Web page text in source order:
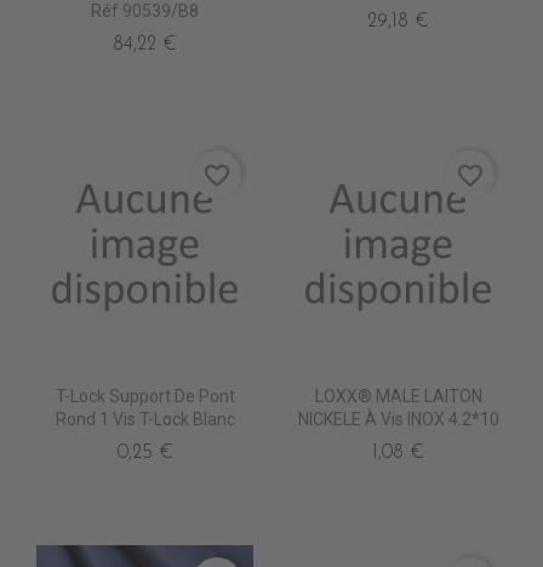
Réf 90539/B8
84,22 €
29,18 €
T-Lock Support De Pont
Rond 1 Vis T-Lock Blanc
0,25 €
favorite_border
LOXX® MALE LAITON
NICKELE À Vis INOX 4.2*10
1,08 €
favorite_border